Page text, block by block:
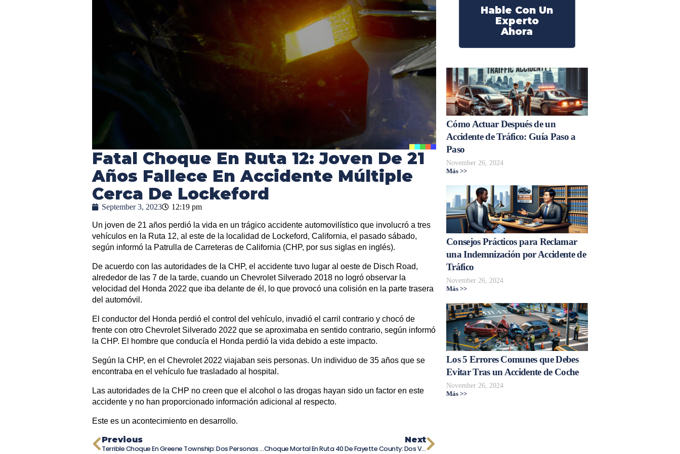
Fatal Choque En Ruta 12: Joven De 21
Años Fallece En Accidente Múltiple
Cerca De Lockeford
September 3, 2023 12:19 pm
Un joven de 21 años perdió la vida en un trágico accidente automovilístico que involucró a tres
vehículos en la Ruta 12, al este de la localidad de Lockeford, California, el pasado sábado,
según informó la Patrulla de Carreteras de California (CHP, por sus siglas en inglés).
De acuerdo con las autoridades de la CHP, el accidente tuvo lugar al oeste de Disch Road,
alrededor de las 7 de la tarde, cuando un Chevrolet Silverado 2018 no logró observar la
velocidad del Honda 2022 que iba delante de él, lo que provocó una colisión en la parte trasera
del automóvil.
El conductor del Honda perdió el control del vehículo, invadió el carril contrario y chocó de
frente con otro Chevrolet Silverado 2022 que se aproximaba en sentido contrario, según informó
la CHP. El hombre que conducía el Honda perdió la vida debido a este impacto.
Según la CHP, en el Chevrolet 2022 viajaban seis personas. Un individuo de 35 años que se
encontraba en el vehículo fue trasladado al hospital.
Las autoridades de la CHP no creen que el alcohol o las drogas hayan sido un factor en este
accidente y no han proporcionado información adicional al respecto.
Este es un acontecimiento en desarrollo.
Previous
Terrible Choque En Greene Township: Dos Personas Pierden La Vida En Accidente En Pennsylvania
Next
Choque Mortal En Ruta 40 De Fayette County: Dos Víctimas Fatales Y Siete Heridos
Hable Con Un
Experto
Ahora
Cómo Actuar Después de un
Accidente de Tráfico: Guía Paso a
Paso
November 26, 2024
Más >>
Consejos Prácticos para Reclamar
una Indemnización por Accidente de
Tráfico
November 26, 2024
Más >>
Los 5 Errores Comunes que Debes
Evitar Tras un Accidente de Coche
November 26, 2024
Más >>